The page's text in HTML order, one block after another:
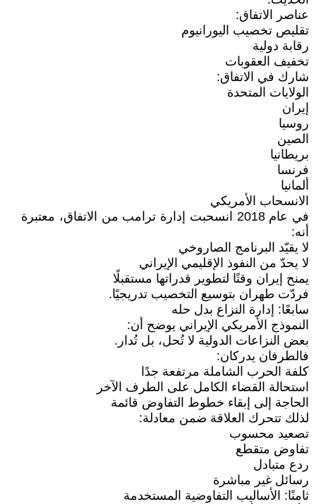
عناصر الاتفاق:
تقليص تخصيب اليورانيوم
رقابة دولية
تخفيف العقوبات
شارك في الاتفاق:
الولايات المتحدة
إيران
روسيا
الصين
بريطانيا
فرنسا
ألمانيا
الانسحاب الأمريكي
في عام 2018 انسحبت إدارة ترامب من الاتفاق، معتبرة
أنه:
لا يقيّد البرنامج الصاروخي
لا يحدّ من النفوذ الإقليمي الإيراني
يمنح إيران وقتًا لتطوير قدراتها مستقبلًا
فردّت طهران بتوسيع التخصيب تدريجيًا.
سابعًا: إدارة النزاع بدل حله
النموذج الأمريكي الإيراني يوضح أن:
بعض النزاعات الدولية لا تُحل، بل تُدار.
فالطرفان يدركان:
كلفة الحرب الشاملة مرتفعة جدًا
استحالة القضاء الكامل على الطرف الآخر
الحاجة إلى إبقاء خطوط التفاوض قائمة
لذلك تتحرك العلاقة ضمن معادلة:
تصعيد محسوب
تفاوض متقطع
ردع متبادل
رسائل غير مباشرة
ثامنًا: الأساليب التفاوضية المستخدمة